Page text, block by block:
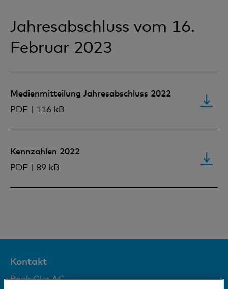
Jahresabschluss vom 16.
Februar 2023
Medienmitteilung Jahresabschluss 2022
PDF | 116 kB
Kennzahlen 2022
PDF | 89 kB
Kontakt
Bank Cler AG